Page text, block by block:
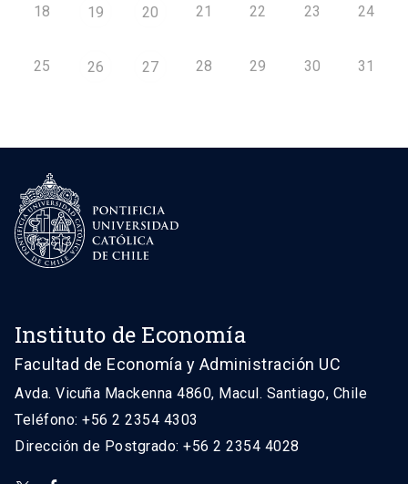
18 19 20 21 22 23 24
25 26 27 28 29 30 31
Instituto de Economía
Facultad de Economía y Administración UC
Avda. Vicuña Mackenna 4860, Macul. Santiago, Chile
Teléfono: +56 2 2354 4303
Dirección de Postgrado: +56 2 2354 4028